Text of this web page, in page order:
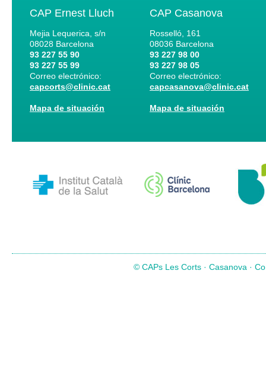
CAP Ernest Lluch
Mejia Lequerica, s/n
08028 Barcelona
93 227 55 90
93 227 55 99
Correo electrónico:
capcorts@clinic.cat
Mapa de situación
CAP Casanova
Rosselló, 161
08036 Barcelona
93 227 98 00
93 227 98 05
Correo electrónico:
capcasanova@clinic.cat
Mapa de situación
© CAPs Les Corts · Casanova ·